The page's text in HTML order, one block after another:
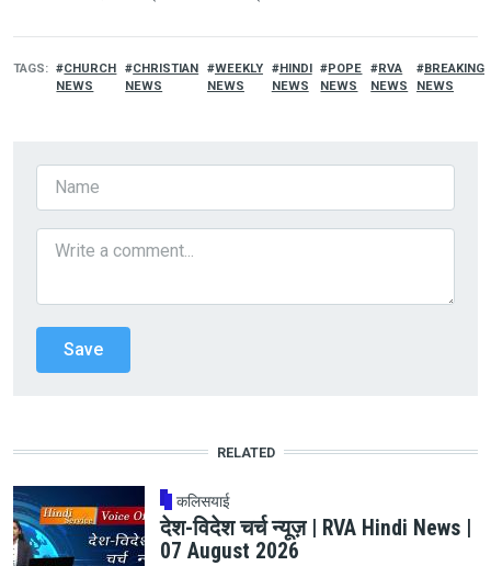
TAGS
CHURCH
NEWS
CHRISTIAN
NEWS
WEEKLY
NEWS
HINDI
NEWS
POPE
NEWS
RVA
NEWS
BREAKING
NEWS
RELATED
कलिसयाई
देश-विदेश चर्च न्यूज़ | RVA Hindi News |
07 August 2026